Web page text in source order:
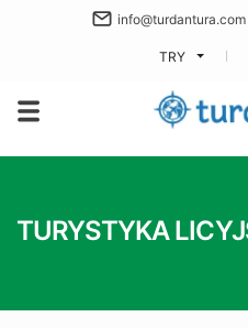
info@turdantura.com
TRY
TURYSTYKA